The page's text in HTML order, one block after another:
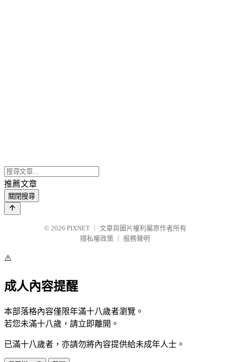
推薦文章
關閉搜尋
© 2026 PIXNET
文章與圖片權利屬原作者所有
隱私權政策
服務聲明
⚠️
成人內容提醒
本部落格內容僅限年滿十八歲者瀏覽。
若您未滿十八歲，請立即離開。
已滿十八歲者，亦請勿將內容提供給未成年人士。